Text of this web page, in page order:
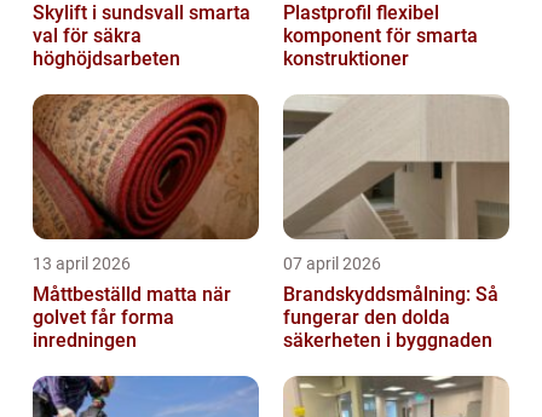
Skylift i sundsvall smarta
val för säkra
höghöjdsarbeten
Plastprofil flexibel
komponent för smarta
konstruktioner
13 april 2026
Måttbeställd matta när
golvet får forma
inredningen
07 april 2026
Brandskyddsmålning: Så
fungerar den dolda
säkerheten i byggnaden